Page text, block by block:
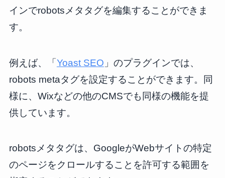
インでrobotsメタタグを編集することができま
す。
例えば、「 Yoast SEO 」のプラグインでは、
robots metaタグを設定することができます。同
様に、Wixなどの他のCMSでも同様の機能を提
供しています。
robotsメタタグは、GoogleがWebサイトの特定
のページをクロールすることを許可する範囲を